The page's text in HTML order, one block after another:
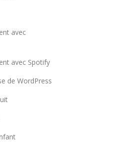
avec
avec Spotify
de WordPress